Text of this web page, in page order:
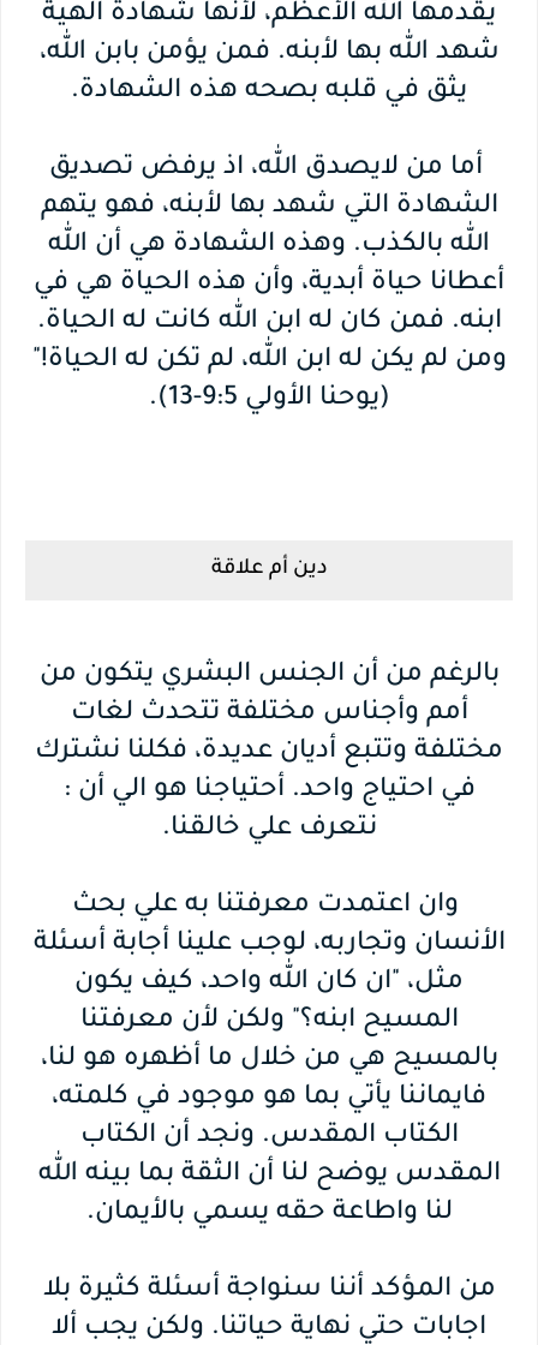
يقدمها الله الأعظم، لأنها شهادة الهية
شهد الله بها لأبنه. فمن يؤمن بابن الله،
يثق في قلبه بصحه هذه الشهادة.
أما من لايصدق الله، اذ يرفض تصديق
الشهادة التي شهد بها لأبنه، فهو يتهم
الله بالكذب. وهذه الشهادة هي أن الله
أعطانا حياة أبدية، وأن هذه الحياة هي في
ابنه. فمن كان له ابن الله كانت له الحياة.
ومن لم يكن له ابن الله، لم تكن له الحياة!"
(يوحنا الأولي 9:5-13).
دين أم علاقة
بالرغم من أن الجنس البشري يتكون من
أمم وأجناس مختلفة تتحدث لغات
مختلفة وتتبع أديان عديدة، فكلنا نشترك
في احتياج واحد. أحتياجنا هو الي أن :
نتعرف علي خالقنا.
وان اعتمدت معرفتنا به علي بحث
الأنسان وتجاربه، لوجب علينا أجابة أسئلة
مثل، "ان كان الله واحد، كيف يكون
المسيح ابنه؟" ولكن لأن معرفتنا
بالمسيح هي من خلال ما أظهره هو لنا،
فايماننا يأتي بما هو موجود في كلمته،
الكتاب المقدس. ونجد أن الكتاب
المقدس يوضح لنا أن الثقة بما بينه الله
لنا واطاعة حقه يسمي بالأيمان.
من المؤكد أننا سنواجة أسئلة كثيرة بلا
اجابات حتي نهاية حياتنا. ولكن يجب ألا